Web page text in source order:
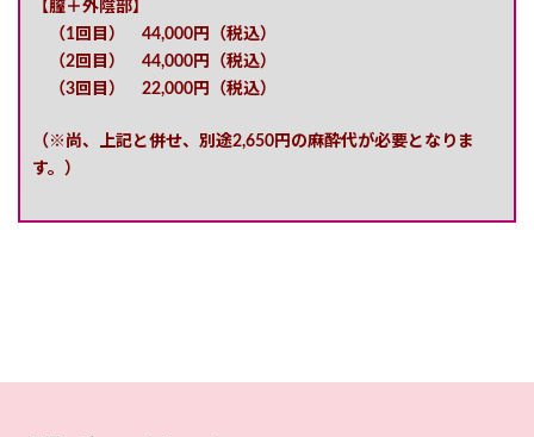
【膣＋外陰部】
（1回目） 44,000円（税込）
（2回目） 44,000円（税込）
（3回目） 22,000円（税込）
（※尚、上記と併せ、別途2,650円の麻酔代が必要となりま
す。）